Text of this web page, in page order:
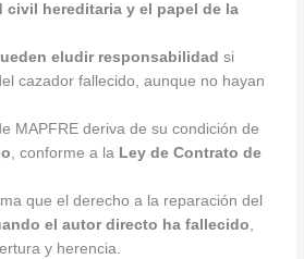
civil hereditaria y el papel de la
eludir responsabilidad si
cazador fallecido, aunque no hayan
MAPFRE deriva de su condición de
, conforme a la Ley de Contrato de
que el derecho a la reparación del
el autor directo ha fallecido,
y herencia.